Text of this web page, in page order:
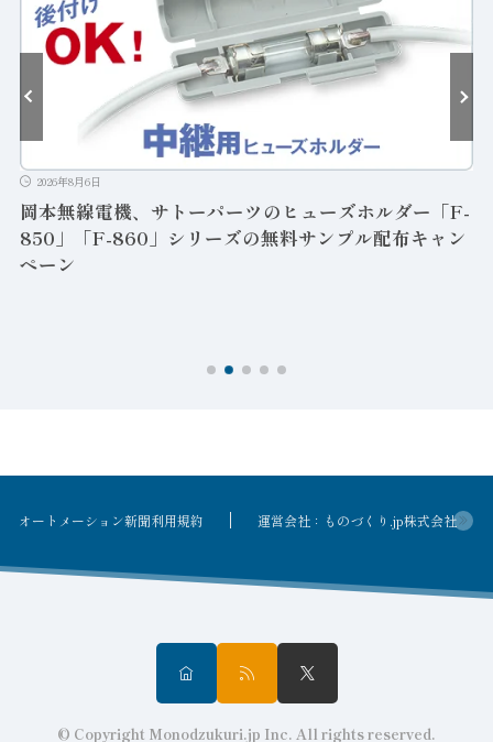
2026年8月6日
岡本無線電機、サトーパーツのヒューズホルダー「F-
850」「F-860」シリーズの無料サンプル配布キャン
ペーン
オートメーション新聞利用規約 運営会社：ものづくり.jp株式会社
© Copyright Monodzukuri.jp Inc. All rights reserved.